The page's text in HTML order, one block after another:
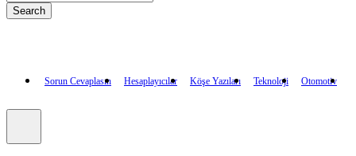
Search
Sorun Cevaplasın Hesaplayıcılar Köşe Yazıları Teknoloji Otomotiv